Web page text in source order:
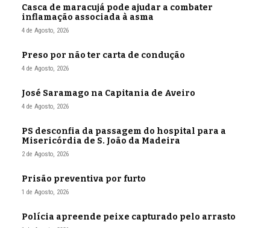
Casca de maracujá pode ajudar a combater
inflamação associada à asma
4 de Agosto, 2026
Preso por não ter carta de condução
4 de Agosto, 2026
José Saramago na Capitania de Aveiro
4 de Agosto, 2026
PS desconfia da passagem do hospital para a
Misericórdia de S. João da Madeira
2 de Agosto, 2026
Prisão preventiva por furto
1 de Agosto, 2026
Polícia apreende peixe capturado pelo arrasto